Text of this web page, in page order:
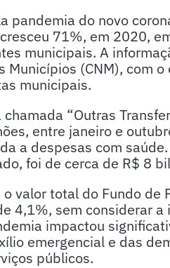
pandemia do novo
71%, em 2020,
municipais. A
Municípios (CNM), com
municipais.
“Outras
entre janeiro e
a despesas com
foi de cerca de R$ 8
valor total do Fundo de
4,1%, sem considerar a
impactou
emergencial e das
públicos.